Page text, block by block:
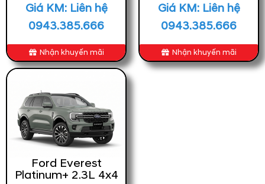
Giá KM: Liên hệ
0943.385.666
Nhận khuyến mãi
Giá KM: Liên hệ
0943.385.666
Nhận khuyến mãi
Ford Everest
Platinum+ 2.3L 4x4